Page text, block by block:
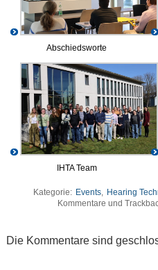
Abschiedsworte
IHTA Team
Kategorie: Events, Hearing
Kommentare und
Die Kommentare sind